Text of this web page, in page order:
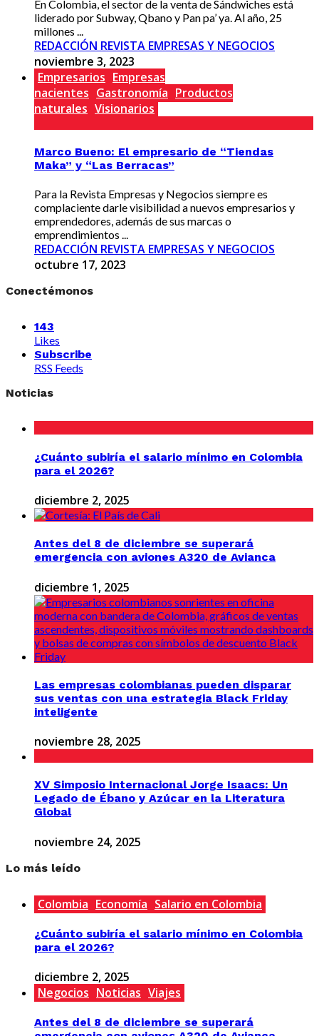
En Colombia, el sector de la venta de Sándwiches está
liderado por Subway, Qbano y Pan pa’ ya. Al año, 25
millones ...
REDACCIÓN REVISTA EMPRESAS Y NEGOCIOS
noviembre 3, 2023
Empresarios Empresas
nacientes Gastronomía Productos
naturales Visionarios
Marco Bueno: El empresario de “Tiendas
Maka” y “Las Berracas”
Para la Revista Empresas y Negocios siempre es
complaciente darle visibilidad a nuevos empresarios y
emprendedores, además de sus marcas o
emprendimientos ...
REDACCIÓN REVISTA EMPRESAS Y NEGOCIOS
octubre 17, 2023
Conectémonos
143
Likes
Subscribe
RSS Feeds
Noticias
¿Cuánto subiría el salario mínimo en Colombia
para el 2026?
diciembre 2, 2025
Antes del 8 de diciembre se superará
emergencia con aviones A320 de Avianca
diciembre 1, 2025
Las empresas colombianas pueden disparar
sus ventas con una estrategia Black Friday
inteligente
noviembre 28, 2025
XV Simposio Internacional Jorge Isaacs: Un
Legado de Ébano y Azúcar en la Literatura
Global
noviembre 24, 2025
Lo más leído
Colombia Economía Salario en Colombia
¿Cuánto subiría el salario mínimo en Colombia
para el 2026?
diciembre 2, 2025
Negocios Noticias Viajes
Antes del 8 de diciembre se superará